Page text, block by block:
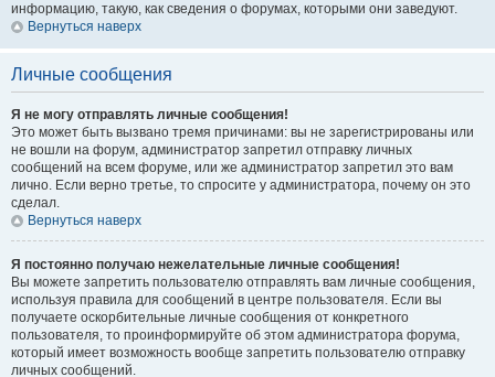
информацию, такую, как сведения о форумах, которыми они заведуют.
Вернуться наверх
Личные сообщения
Я не могу отправлять личные сообщения!
Это может быть вызвано тремя причинами: вы не зарегистрированы или
не вошли на форум, администратор запретил отправку личных
сообщений на всем форуме, или же администратор запретил это вам
лично. Если верно третье, то спросите у администратора, почему он это
сделал.
Вернуться наверх
Я постоянно получаю нежелательные личные сообщения!
Вы можете запретить пользователю отправлять вам личные сообщения,
используя правила для сообщений в центре пользователя. Если вы
получаете оскорбительные личные сообщения от конкретного
пользователя, то проинформируйте об этом администратора форума,
который имеет возможность вообще запретить пользователю отправку
личных сообщений.